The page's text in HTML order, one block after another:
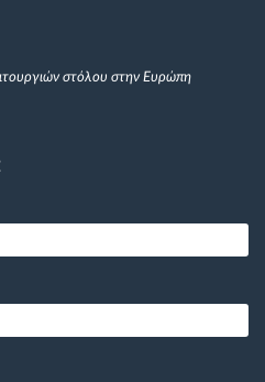
στόλου στην Ευρώπη